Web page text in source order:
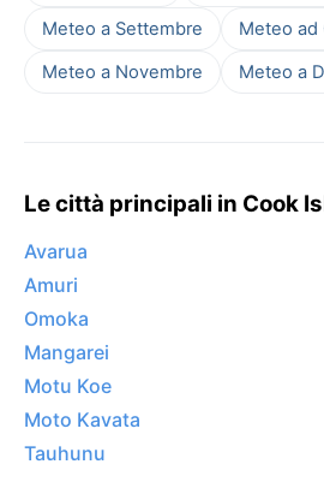
Meteo a Settembre
Meteo ad
Meteo a Novembre
Meteo a
Le città principali in Cook
Avarua
Amuri
Omoka
Mangarei
Motu Koe
Moto Kavata
Tauhunu